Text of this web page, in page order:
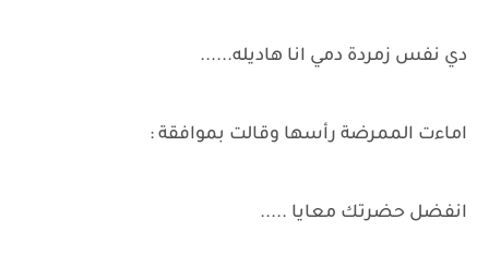
دي نفس زمردة دمي انا هاديله......
اماءت الممرضة رأسها وقالت بموافقة :
انفضل حضرتك معايا .....